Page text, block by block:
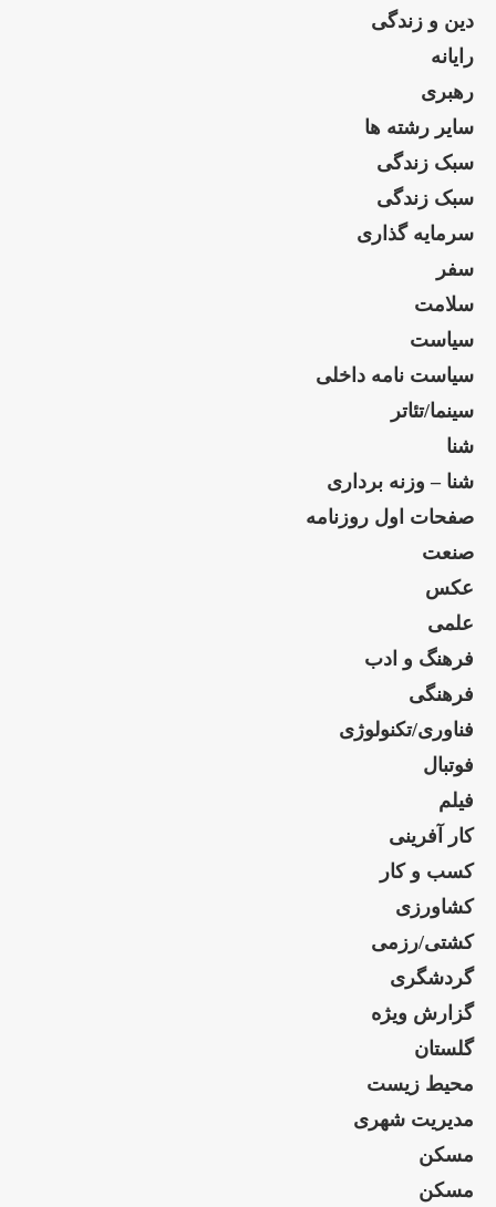
دین و زندگی
رایانه
رهبری
سایر رشته ها
سبک زندگی
سبک زندگی
سرمایه گذاری
سفر
سلامت
سیاست
سیاست نامه داخلی
سینما/تئاتر
شنا
شنا – وزنه برداری
صفحات اول روزنامه
صنعت
عکس
علمی
فرهنگ و ادب
فرهنگی
فناوری/تکنولوژی
فوتبال
فیلم
کار آفرینی
کسب و کار
کشاورزی
کشتی/رزمی
گردشگری
گزارش ویژه
گلستان
محیط زیست
مدیریت شهری
مسکن
مسکن